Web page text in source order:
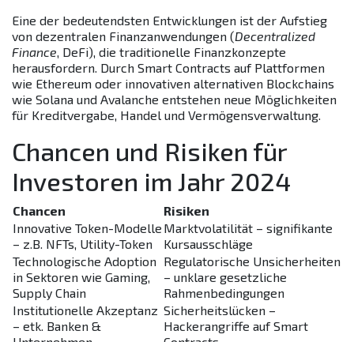
Eine der bedeutendsten Entwicklungen ist der Aufstieg
von dezentralen Finanzanwendungen (Decentralized
Finance , DeFi), die traditionelle Finanzkonzepte
herausfordern. Durch Smart Contracts auf Plattformen
wie Ethereum oder innovativen alternativen Blockchains
wie Solana und Avalanche entstehen neue Möglichkeiten
für Kreditvergabe, Handel und Vermögensverwaltung.
Chancen und Risiken für
Investoren im Jahr 2024
Chancen
Risiken
Innovative Token-Modelle
– z.B. NFTs, Utility-Token
Marktvolatilität – signifikante
Kursausschläge
Technologische Adoption
in Sektoren wie Gaming,
Supply Chain
Regulatorische Unsicherheiten
– unklare gesetzliche
Rahmenbedingungen
Institutionelle Akzeptanz
– etk. Banken &
Sicherheitslücken –
Hackerangriffe auf Smart